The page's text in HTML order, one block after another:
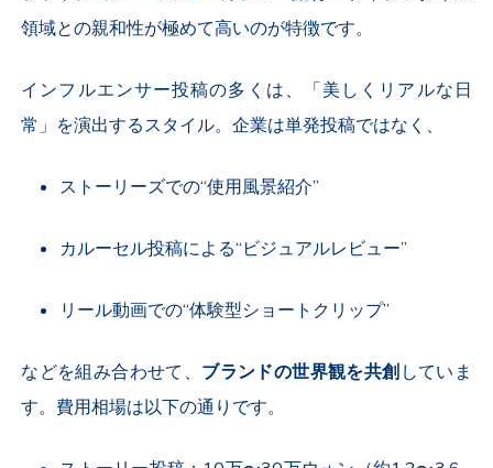
領域との親和性が極めて高いのが特徴です。
インフルエンサー投稿の多くは、「美しくリアルな日
常」を演出するスタイル。企業は単発投稿ではなく、
ストーリーズでの“使用風景紹介”
カルーセル投稿による“ビジュアルレビュー”
リール動画での“体験型ショートクリップ”
などを組み合わせて、 ブランドの世界観を共創していま
す。費用相場は以下の通りです。